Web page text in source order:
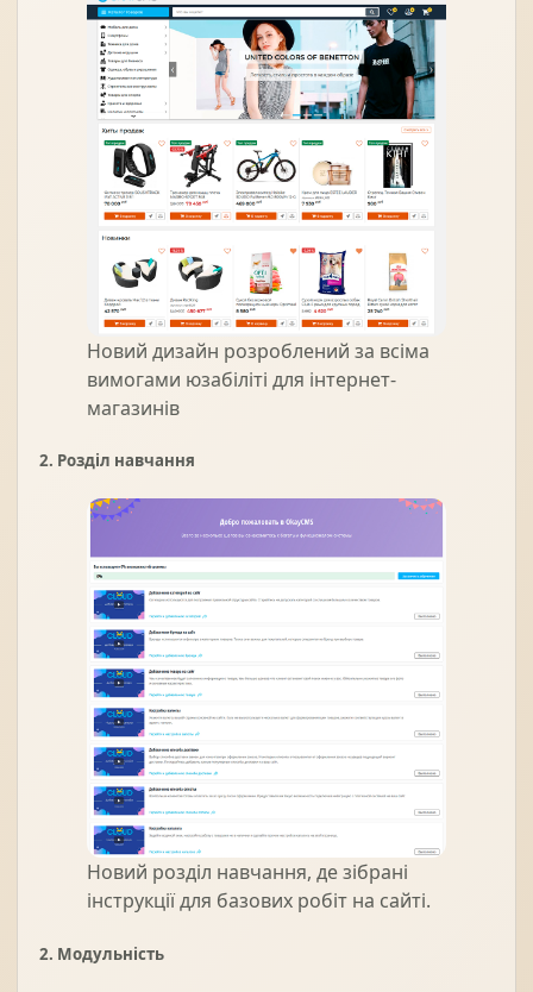
Новий дизайн розроблений за всіма
вимогами юзабіліті для інтернет-
магазинів
2. Розділ навчання
Новий розділ навчання, де зібрані
інструкції для базових робіт на сайті.
2. Модульність